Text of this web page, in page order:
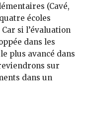
(Cavé,
écoles
si l’évaluation
dans les
plus avancé dans
sur
dans un